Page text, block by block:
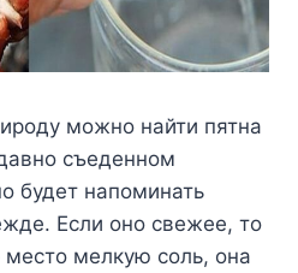
можно найти пятна
съеденном
будет напоминать
Если оно свежее, то
мелкую соль, она